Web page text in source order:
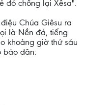
đó chống lại Xêsa".
Chúa Giêsu ra
là Nền đá, tiếng
khoảng giờ thứ sáu
bảo dân: